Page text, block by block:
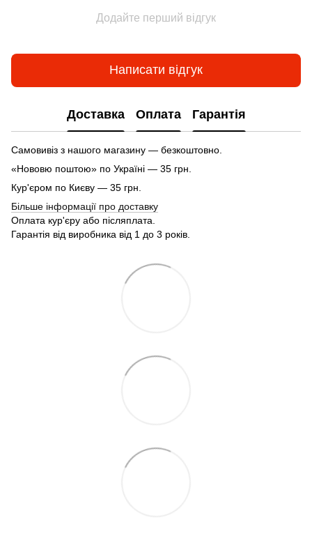
Додайте перший відгук
Написати відгук
Доставка Оплата Гарантія
Самовивіз з нашого магазину — безкоштовно.
«Нововю поштою» по Україні — 35 грн.
Кур'єром по Києву — 35 грн.
Більше інформації про доставку
Оплата кур'єру або післяплата.
Гарантія від виробника від 1 до 3 років.